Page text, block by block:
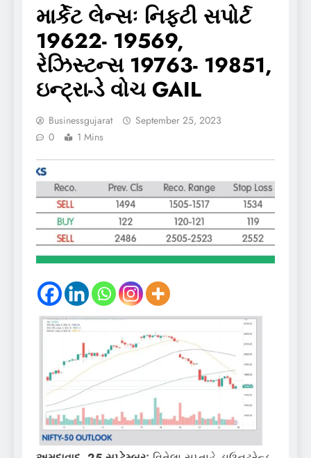
માર્કેટ લેન્સઃ નિફ્ટી સપોર્ટ
19622- 19569,
રેઝિસ્ટન્સ 19763- 19851,
ઇન્ટ્રા-ડે વોચ GAIL
Businessgujarat
September 25, 2023
0
1 Mins